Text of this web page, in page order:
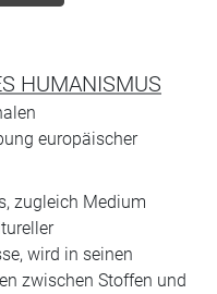
HUMANISMUS
europäischer
zugleich Medium
wird in seinen
zwischen Stoffen und